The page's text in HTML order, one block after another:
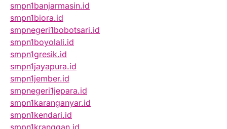
smpn1banjarmasin.id
smpn1biora.id
smpnegeri1bobotsari.id
smpn1boyolali.id
smpn1gresik.id
smpn1jayapura.id
smpn1jember.id
smpnegeri1jepara.id
smpn1karanganyar.id
smpn1kendari.id